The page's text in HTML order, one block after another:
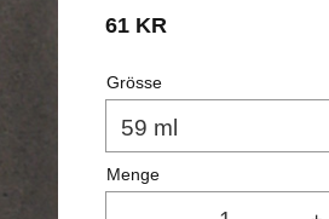
61KR
Grösse
Menge